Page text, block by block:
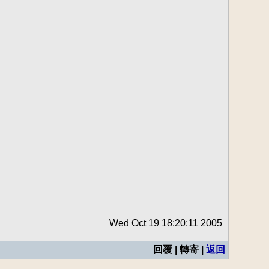
Wed Oct 19 18:20:11 2005
回覆 | 轉寄 | 返回